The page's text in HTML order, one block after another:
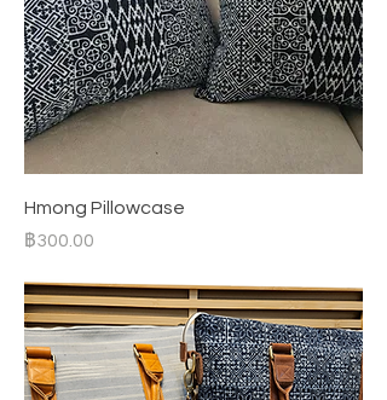
Hmong Pillowcase
ราคา
฿300.00